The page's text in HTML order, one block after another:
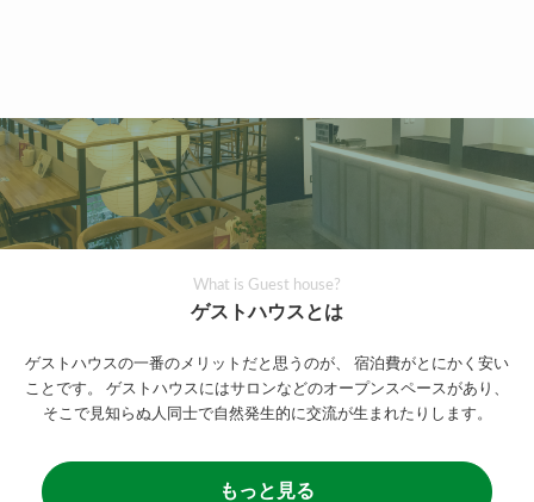
What is Guest house?
ゲストハウスとは
ゲストハウスの一番のメリットだと思うのが、
宿泊費がとにかく安い
ことです。
ゲストハウスにはサロンなどのオープンスペースがあり、
そこで見知らぬ人同士で自然発生的に交流が生まれたりします。
もっと見る